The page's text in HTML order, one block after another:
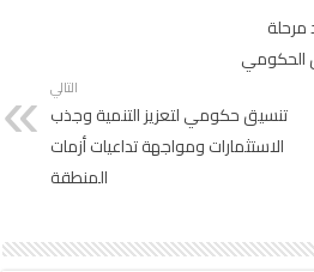
مرحلة
الحكومي
التالي
تنسيق حكومي لتعزيز التنمية وجذب
الاستثمارات ومواجهة تداعيات أزمات
المنطقة